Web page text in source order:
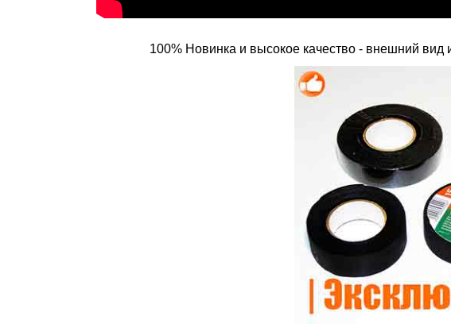
100% Новинка и высокое качество - внешний